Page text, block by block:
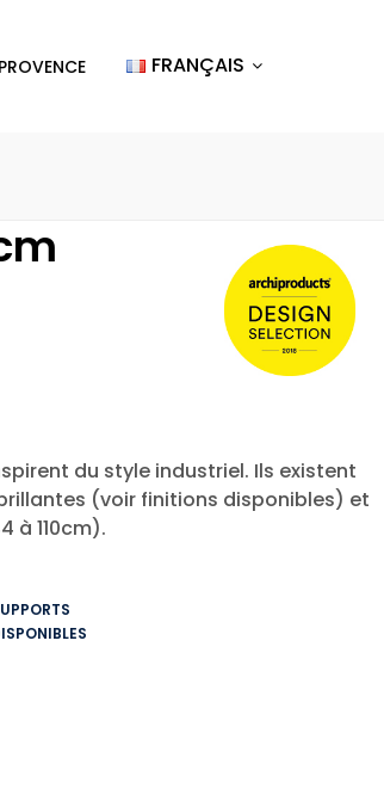
FRANÇAIS
du style industriel. Ils existent
(voir finitions disponibles) et
à 110cm).